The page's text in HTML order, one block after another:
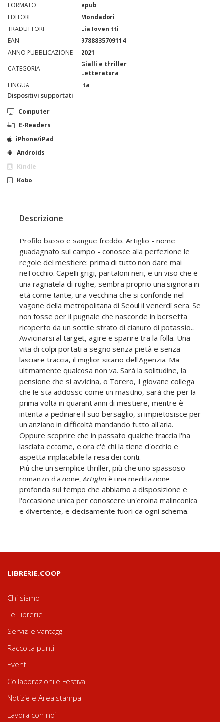
FORMATO
epub
EDITORE
Mondadori
TRADUTTORI
Lia Iovenitti
EAN
9788835709114
ANNO PUBBLICAZIONE
2021
CATEGORIA
Gialli e thriller
Letteratura
LINGUA
ita
Dispositivi supportati
Computer
E-Readers
iPhone/iPad
Androids
Kindle
Kobo
Descrizione
Profilo basso e sangue freddo. Artiglio - nome
guadagnato sul campo - conosce alla perfezione le
regole del mestiere: prima di tutto non dare mai
nell'occhio. Capelli grigi, pantaloni neri, e un viso che è
una ragnatela di rughe, sembra proprio una signora in
età come tante, una vecchina che si confonde nel
vagone della metropolitana di Seoul il venerdì sera. Se
non fosse per il pugnale che nasconde in borsetta
ricoperto da un sottile strato di cianuro di potassio...
Avvicinarsi al target, agire e sparire tra la folla. Una
vita di colpi portati a segno senza pietà e senza
lasciare traccia, il miglior sicario dell'Agenzia. Ma
ultimamente qualcosa non va. Sarà la solitudine, la
pensione che si avvicina, o Torero, il giovane collega
che le sta addosso come un mastino, sarà che per la
prima volta in quarant'anni di mestiere, mentre è
intenta a pedinare il suo bersaglio, si impietosisce per
un anziano in difficoltà mandando tutto all'aria.
Oppure scoprire che in passato qualche traccia l'ha
lasciata eccome, e ora c'è chi la tiene d'occhio e
aspetta implacabile la resa dei conti.
Più che un semplice thriller, più che uno spassoso
romanzo d'azione, Artiglio è una meditazione
profonda sul tempo che abbiamo a disposizione e
l'occasione unica per conoscere un'eroina malinconica
e divertente, e decisamente fuori da ogni schema.
LIBRERIE.COOP
Chi siamo
Le Librerie
Servizi e vantaggi
Raccolta punti
Eventi
Collaborazioni e Festival
Notizie e Area stampa
Lavora con noi